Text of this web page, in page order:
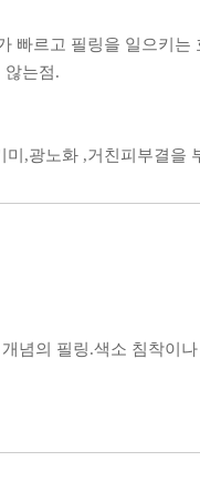
빠르고 필링을 일으키는
않는점.
,광노화 ,거친피부결을
념의 필링.색소 침착이